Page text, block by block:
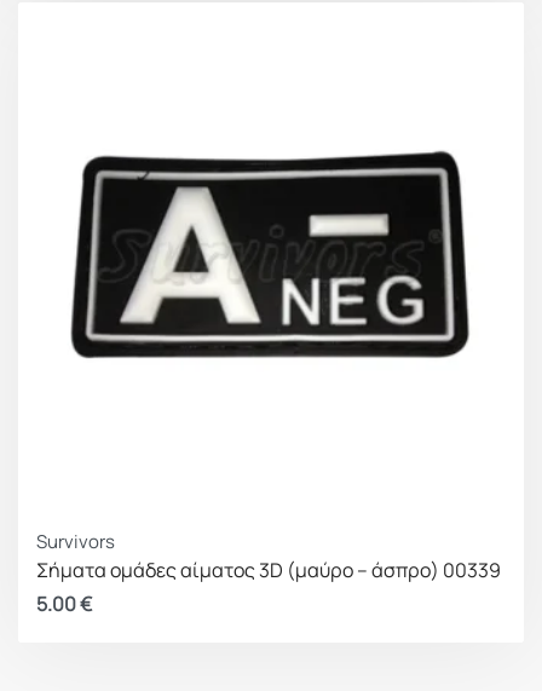
Survivors
Σήματα ομάδες αίματος 3D (μαύρο – άσπρο) 00339
5.00€